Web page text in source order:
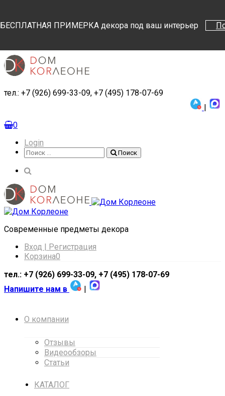
БЕСПЛАТНАЯ ПРИМЕРКА декора под ваш интерьер
тел.: +7 (926) 699-33-09, +7 (495) 178-07-69
|
0
Login
Поиск
Поиск
Cовременные предметы декора
Вход | Регистрация
Корзина0
тел.: +7 (926) 699-33-09, +7 (495) 178-07-69
Напишите нам в
|
О компании
Отзывы
Видеообзоры
Статьи
КАТАЛОГ